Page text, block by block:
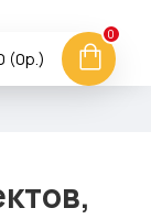
(0р.)
0